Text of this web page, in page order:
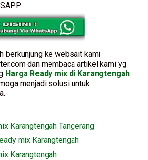
berkunjung ke websait kami
dan membaca artikel kami yg
Harga Ready mix di Karangtengah
menjadi solusi untuk
Karangtengah Tangerang
mix Karangtengah
Karangtengah